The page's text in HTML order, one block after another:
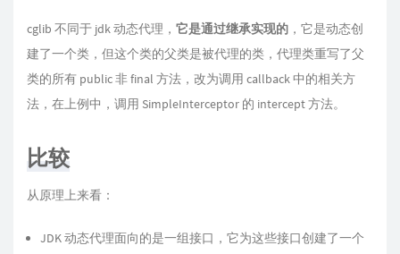
cglib 不同于 jdk 动态代理， 它是通过继承实现的 ，它是动态创
建了一个类，但这个类的父类是被代理的类，代理类重写了父
类的所有 public 非 final 方法，改为调用 callback 中的相关方
法，在上例中，调用 SimpleInterceptor 的 intercept 方法。
比较
从原理上来看：
JDK 动态代理面向的是一组接口，它为这些接口创建了一个